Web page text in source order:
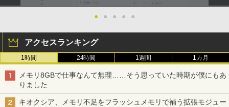
● ● ● ● ●
アクセスランキング
1時間 24時間 1週間 1カ月
メモリ8GBで仕事なんて無理……そう思っていた時期が僕にもあ
りました
キオクシア、メモリ不足をフラッシュメモリで補う拡張モジュー